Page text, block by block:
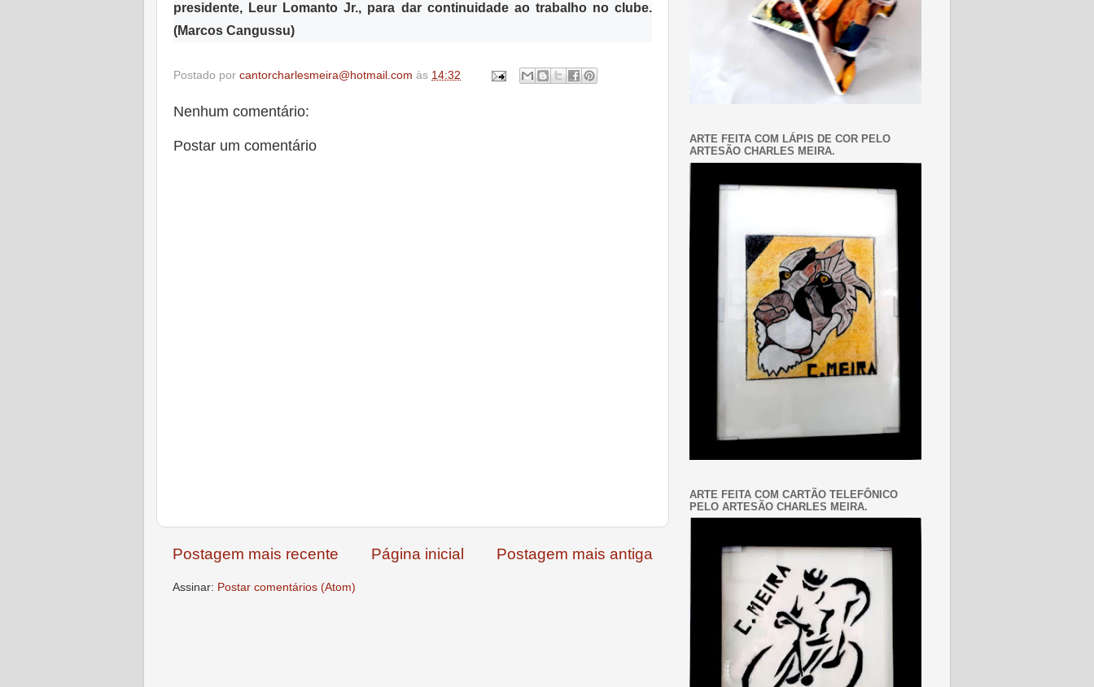
presidente, Leur Lomanto Jr., para dar continuidade ao trabalho no clube.
(Marcos Cangussu)
Postado por cantorcharlesmeira@hotmail.com às 14:32
Nenhum comentário:
Postar um comentário
Postagem mais recente Postagem mais antiga
Página inicial
Assinar: Postar comentários (Atom)
ARTE FEITA COM LÁPIS DE COR PELO
ARTESÃO CHARLES MEIRA.
ARTE FEITA COM CARTÃO TELEFÔNICO
PELO ARTESÃO CHARLES MEIRA.